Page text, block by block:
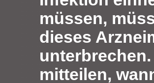
müssen,
dieses
mitteilen,